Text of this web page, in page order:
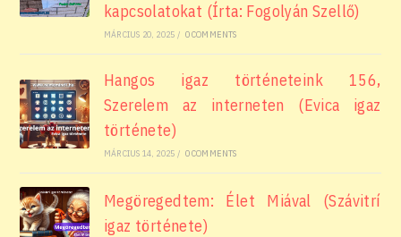
kapcsolatokat (Írta: Fogolyán Szellő)
MÁRCIUS 20, 2025 / 0 COMMENTS
Hangos igaz történeteink 156,
Szerelem az interneten (Evica igaz
története)
MÁRCIUS 14, 2025 / 0 COMMENTS
Megöregedtem: Élet Miával (Szávitrí
igaz története)